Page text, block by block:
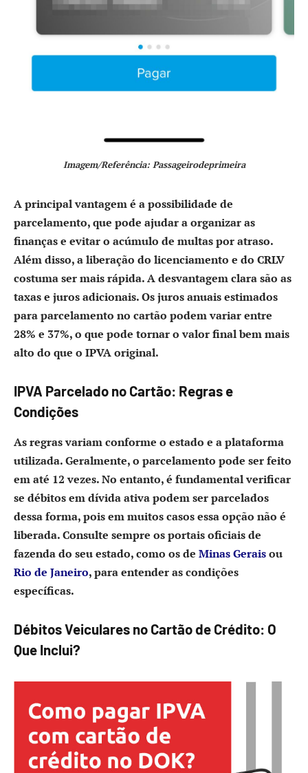
Imagem/Referência: Passageirodeprimeira
A principalvantagemé a possibilidade de
parcelamento, que pode ajudar a organizar as
finanças e evitar o acúmulo de multas por atraso.
Além disso, a liberação do licenciamento e do CRLV
costuma ser mais rápida. Adesvantagemclara são as
taxas e juros adicionais. Os juros anuais estimados
para parcelamento no cartão podem variar entre
28% e 37%, o que pode tornar o valor final bem mais
alto do que o IPVA original.
IPVA Parcelado no Cartão: Regras e
Condições
As regras variam conforme o estado e a plataforma
utilizada. Geralmente, o parcelamento pode ser feito
em até 12 vezes. No entanto, é fundamental verificar
se débitos em dívida ativa podem ser parcelados
dessa forma, pois em muitos casos essa opção não é
liberada. Consulte sempre os portais oficiais de
fazenda do seu estado, como os de Minas Geraisou
Rio de Janeiro, para entender as condições
específicas.
Débitos Veiculares no Cartão de Crédito: O
Que Inclui?